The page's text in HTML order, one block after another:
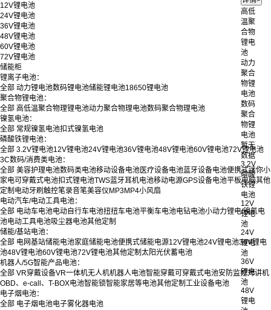
高低
温聚
合物
锂电
池
动力
聚合
物锂
电池
数码
聚合
物锂
电池
暂无
数据
3.2V
磷酸
铁锂
电池
12V
锂电
池
24V
锂电
池
36V
锂电
池
48V
锂电
12V锂电池
24V锂电池
36V锂电池
48V锂电池
60V锂电池
72V锂电池
储能柜
锂离子电池：
全部 动力锂电池数码锂电池储能锂电池18650锂电池
聚合物锂电池：
全部 高低温聚合物理锂电池动力聚合物理电池数码聚合物理电池
镍氢电池：
全部 常规镍氢电池扣式镍氢电池
磷酸铁锂电池：
全部 3.2V锂电池12V锂电池24V锂电池36V锂电池48V锂电池60V锂电池72V锂电池
3C数码/消费类电池：
全部 美容护理电池数码类电池移动设备电池医疗设备电池蓝牙设备电池便携式迷你小
家电可穿戴式电池扣式锂电池TWS蓝牙耳机电池移动电源GPS设备电池平板电脑其他
定制 电动牙刷 触控笔录音笔美容仪 MP3MP4小风扇
电动汽车/电动工具电池：
全部 电动车电池电动自行车电池扭扭车电池平衡车电池电钻电池小动力锂电/镍氢电
池电动工具电池吸尘器电池其他定制
储能/基站电池：
全部 电网基站储能电池家庭储能电池便携式储能电源12V锂电池24V锂电池36V锂电
池48V锂电池60V锂电池72V锂电池其他定制 太阳光伏蓄电池
机器人/5G智能产品电池：
全部 VR穿戴设备VR一体机无人机机器人电池智能穿戴可穿戴式电池安防监控对讲机
OBD、e-call、T-BOX电池智能锁智能家居等电池其他定制 工业设备电池
电子烟电池：
全部 电子烟电池电子雾化器电池